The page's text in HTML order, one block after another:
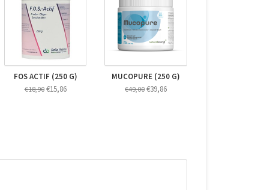
FOS ACTIF (250 G)
€18,90€15,86
MUCOPURE (250 G)
€49,00 €39,86